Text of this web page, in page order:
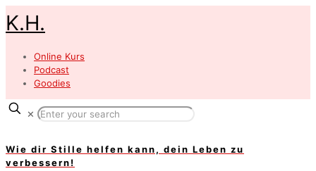
K.H.
Online Kurs
Podcast
Goodies
✕
Wie dir Stille helfen kann, dein Leben zu
verbessern!